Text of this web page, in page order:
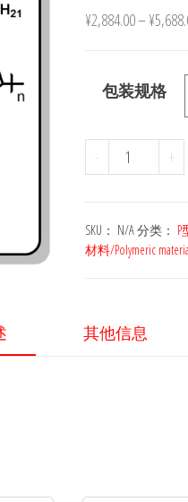
¥2,884.00–¥
包装规格
-
P9024-
有
光
电
合
+
SKU： N/A分类： P
材料/Polymeric
其他信息